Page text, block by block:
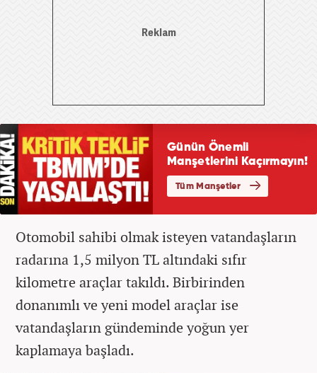
Otomobil sahibi olmak isteyen vatandaşların
radarına 1,5 milyon TL altındaki sıfır
kilometre araçlar takıldı. Birbirinden
donanımlı ve yeni model araçlar ise
vatandaşların gündeminde yoğun yer
kaplamaya başladı.